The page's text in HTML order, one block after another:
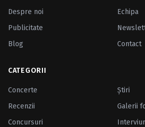
Despre noi
Echipa
Publicitate
Blog
Contact
CATEGORII
Concerte
Ştiri
Recenzii
Galerii
Concursuri